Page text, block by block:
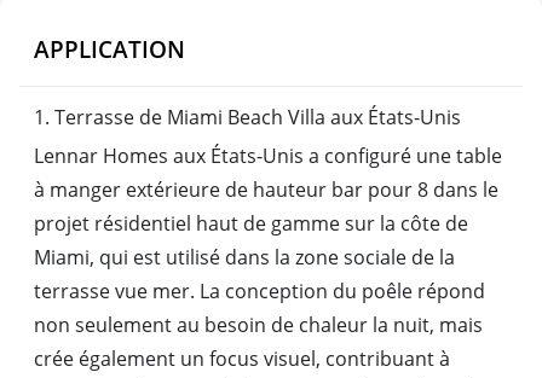
APPLICATION
1. Terrasse de Miami Beach Villa aux États-Unis
Lennar Homes aux États-Unis a configuré une table
à manger extérieure de hauteur bar pour 8 dans le
projet résidentiel haut de gamme sur la côte de
Miami, qui est utilisé dans la zone sociale de la
terrasse vue mer. La conception du poêle répond
non seulement au besoin de chaleur la nuit, mais
crée également un focus visuel, contribuant à